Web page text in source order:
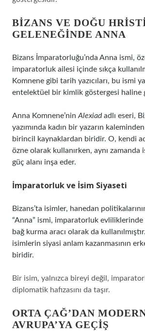
BIZANS VE DOĞU
GELENEĞINDE ANNA
Bizans İmparatorluğu’nda Anna ismi,
imparatorluk ailesi içinde sıkça
Komnene gibi tarih yazıcıları, bu ismi
entelektüel bir kimlik göstergesi haline
Anna Komnene’nin Alexiadadlı eseri,
yazımında kadın bir yazarın
birincil kaynaklardan biridir. O, kendi
özne olarak kullanırken, aynı zamanda
güç alanı inşa eder.
İmparatorluk ve İsim Siyaseti
Bizans’ta isimler, hanedan
“Anna” ismi, imparatorluk
bağ kurma aracı olarak da
isimlerin siyasi anlam kazanmasının
biridir.
Bir isim, yalnızca bireyi değil,
diplomatik hafızasını da taşır.
ORTA ÇAĞ’DAN
AVRUPA’YA GEÇIŞ